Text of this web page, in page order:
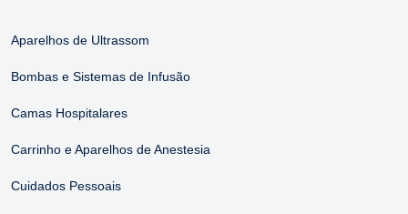
Aparelhos de Ultrassom
Bombas e Sistemas de Infusão
Camas Hospitalares
Carrinho e Aparelhos de Anestesia
Cuidados Pessoais